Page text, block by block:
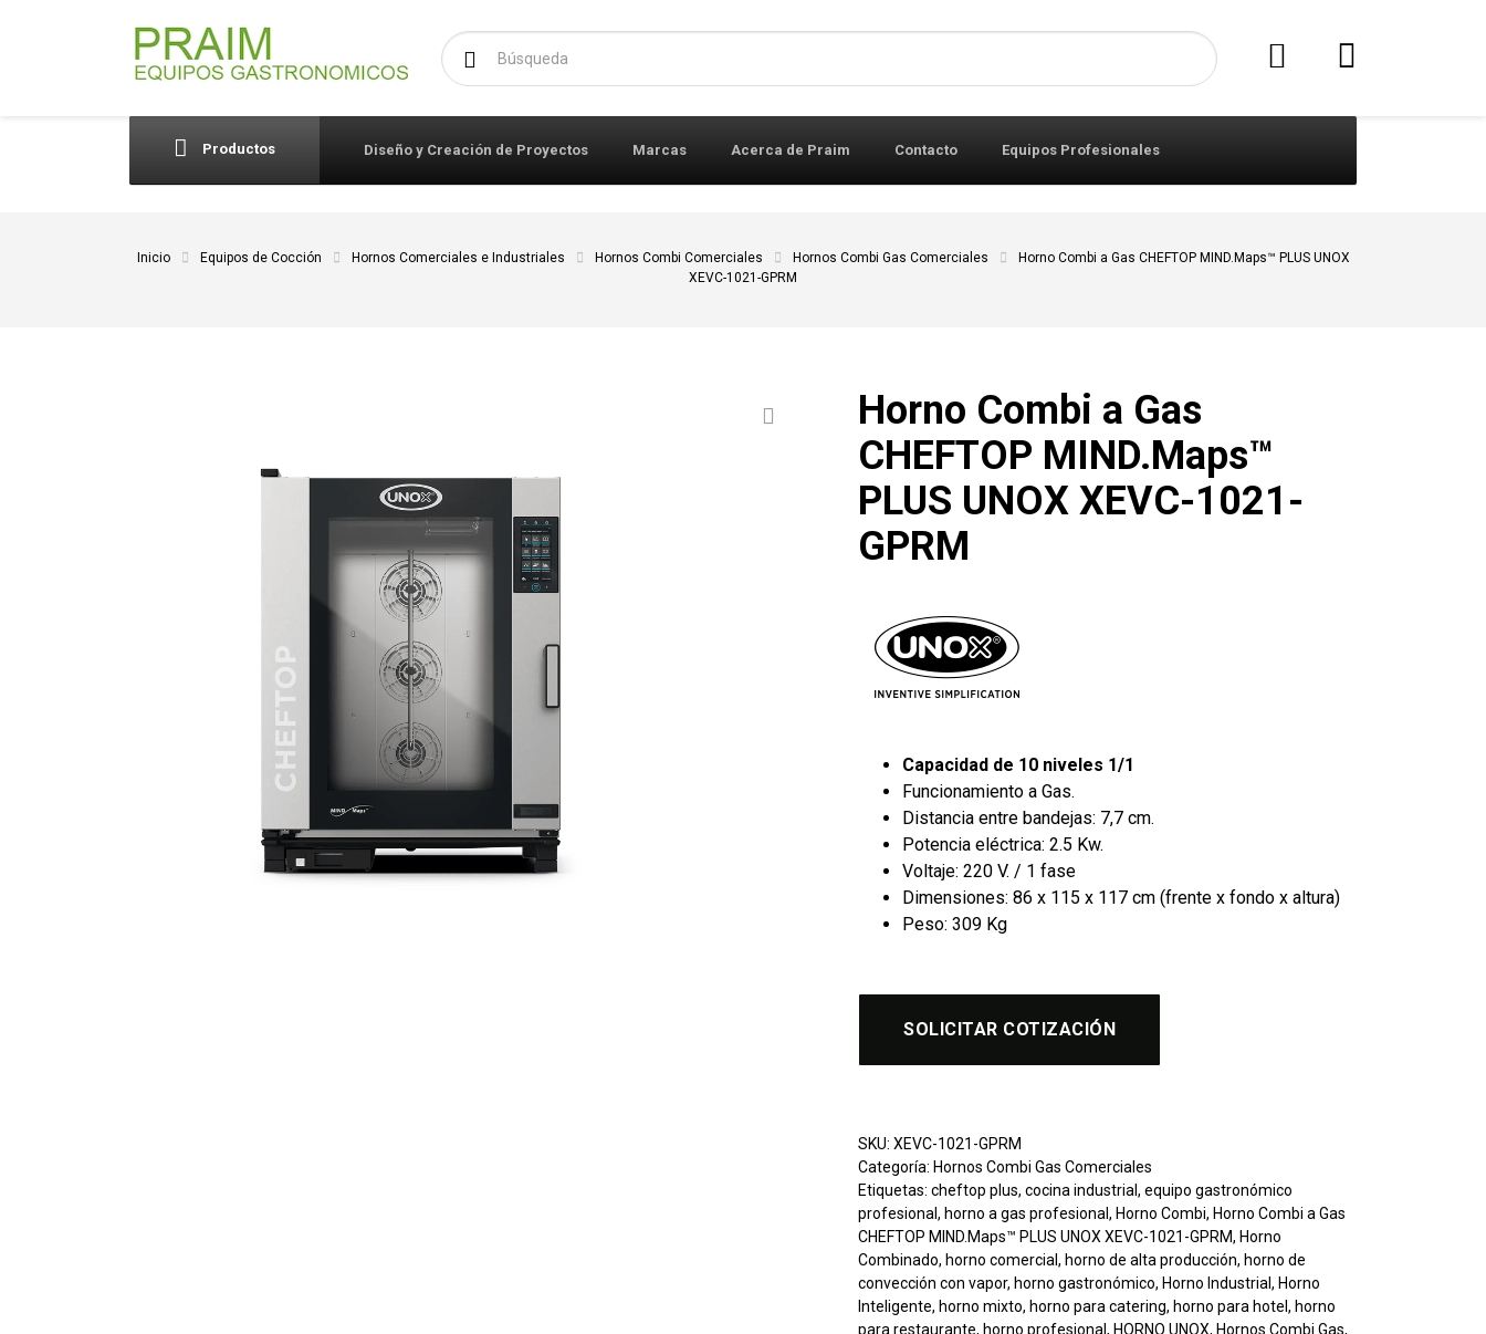
Buscar:
Productos Diseño y Creación de Proyectos Marcas Acerca de Praim Contacto Equipos Profesionales
Inicio Equipos de Cocción Hornos Comerciales e Industriales Hornos Combi Comerciales Hornos Combi Gas Comerciales
Horno Combi a Gas CHEFTOP MIND.Maps™ PLUS UNOX
XEVC-1021-GPRM
Horno Combi a Gas
CHEFTOP MIND.Maps™
PLUS UNOX XEVC-1021-
GPRM
Capacidad de 10 niveles 1/1
Funcionamiento a Gas.
Distancia entre bandejas: 7,7 cm.
Potencia eléctrica: 2.5 Kw.
Voltaje: 220 V. / 1 fase
Dimensiones: 86 x 115 x 117 cm (frente x fondo x altura)
Peso: 309 Kg
SOLICITAR COTIZACIÓN
SKU:XEVC-1021-GPRM
Categoría: Hornos Combi Gas Comerciales
Etiquetas:cheftop plus,cocina industrial,equipo gastronómico
profesional, horno a gas profesional, Horno Combi, Horno Combi a Gas
CHEFTOP MIND.Maps™ PLUS UNOX XEVC-1021-GPRM, Horno
Combinado, horno comercial, horno de alta producción, horno de
convección con vapor, horno gastronómico, Horno Industrial, Horno
Inteligente, horno mixto, horno para catering, horno para hotel, horno
para restaurante, horno profesional, HORNO UNOX, Hornos Combi Gas,